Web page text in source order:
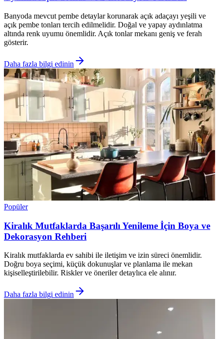
Banyoda mevcut pembe detaylar korunarak açık adaçayı yeşili ve
açık pembe tonları tercih edilmelidir. Doğal ve yapay aydınlatma
altında renk uyumu önemlidir. Açık tonlar mekanı geniş ve ferah
gösterir.
Daha fazla bilgi edinin
Popüler
Kiralık Mutfaklarda Başarılı Yenileme İçin Boya ve
Dekorasyon Rehberi
Kiralık mutfaklarda ev sahibi ile iletişim ve izin süreci önemlidir.
Doğru boya seçimi, küçük dokunuşlar ve planlama ile mekan
kişiselleştirilebilir. Riskler ve öneriler detaylıca ele alınır.
Daha fazla bilgi edinin